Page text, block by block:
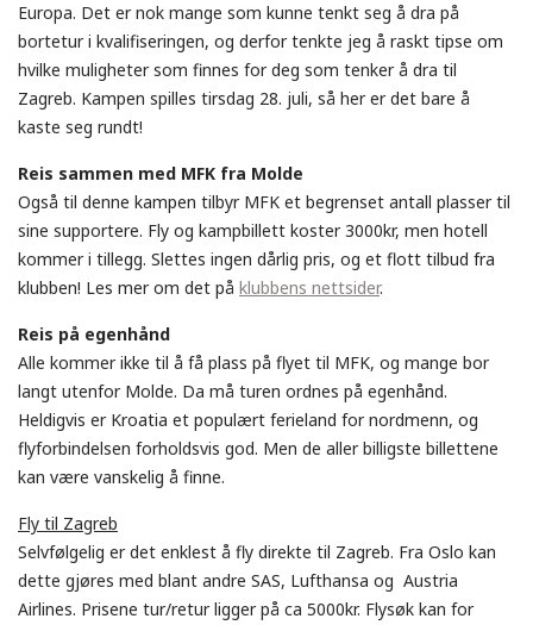
Europa. Det er nok mange som kunne tenkt seg å dra på
bortetur i kvalifiseringen, og derfor tenkte jeg å raskt tipse om
hvilke muligheter som finnes for deg som tenker å dra til
Zagreb. Kampen spilles tirsdag 28. juli, så her er det bare å
kaste seg rundt!
Reis sammen med MFK fra Molde
Også til denne kampen tilbyr MFK et begrenset antall plasser til
sine supportere. Fly og kampbillett koster 3000kr, men hotell
kommer i tillegg. Slettes ingen dårlig pris, og et flott tilbud fra
klubben! Les mer om det på klubbens nettsider.
Reis på egenhånd
Alle kommer ikke til å få plass på flyet til MFK, og mange bor
langt utenfor Molde. Da må turen ordnes på egenhånd.
Heldigvis er Kroatia et populært ferieland for nordmenn, og
flyforbindelsen forholdsvis god. Men de aller billigste billettene
kan være vanskelig å finne.
Fly til Zagreb
Selvfølgelig er det enklest å fly direkte til Zagreb. Fra Oslo kan
dette gjøres med blant andre SAS, Lufthansa og Austria
Airlines. Prisene tur/retur ligger på ca 5000kr. Flysøk kan for